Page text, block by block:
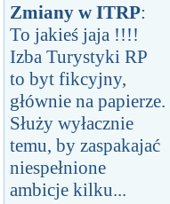
Zmiany w ITRP:
To jakieś jaja !!!!
Izba Turystyki RP
to byt fikcyjny,
głównie na papierze.
Służy wyłacznie
temu, by zaspakajać
niespełnione
ambicje kilku...